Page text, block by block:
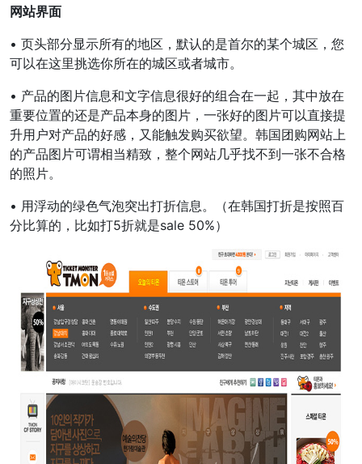
网站界面
• 页头部分显示所有的地区，默认的是首尔的某个城区，您
可以在这里挑选你所在的城区或者城市。
• 产品的图片信息和文字信息很好的组合在一起，其中放在
重要位置的还是产品本身的图片，一张好的图片可以直接提
升用户对产品的好感，又能触发购买欲望。韩国团购网站上
的产品图片可谓相当精致，整个网站几乎找不到一张不合格
的照片。
• 用浮动的绿色气泡突出打折信息。（在韩国打折是按照百
分比算的，比如打5折就是sale 50%）